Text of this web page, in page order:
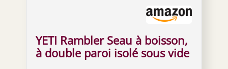
YETI Rambler Seau à boisson,
à double paroi isolé sous vide